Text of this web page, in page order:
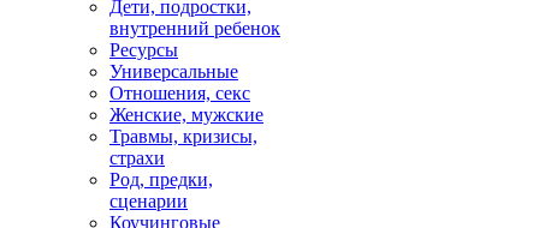
Дети, подростки,
внутренний ребенок
Ресурсы
Универсальные
Отношения, секс
Женские, мужские
Травмы, кризисы,
страхи
Род, предки,
сценарии
Коучинговые